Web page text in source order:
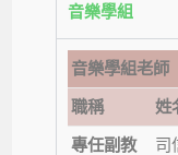
音樂學組
音樂學組老師
職稱 姓
專任副教
司